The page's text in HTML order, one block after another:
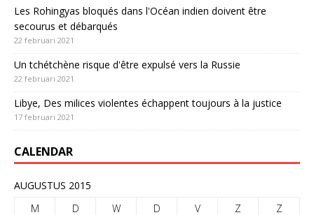
Les Rohingyas bloqués dans l'Océan indien doivent être
secourus et débarqués
22 februari 2021
Un tchétchène risque d'être expulsé vers la Russie
22 februari 2021
Libye, Des milices violentes échappent toujours à la justice
17 februari 2021
CALENDAR
AUGUSTUS 2015
M
D W D V Z Z